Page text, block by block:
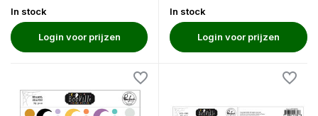
In stock
Login voor prijzen
In stock
Login voor prijzen